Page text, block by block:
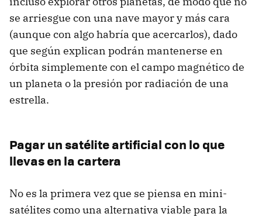
se arriesgue con una nave mayor y más cara
(aunque con algo habría que acercarlos), dado
que según explican podrán mantenerse en
órbita simplemente con el campo magnético de
un planeta o la presión por radiación de una
estrella.
Pagar un satélite artificial con lo que
llevas en la cartera
No es la primera vez que se piensa en mini-
satélites como una alternativa viable para la